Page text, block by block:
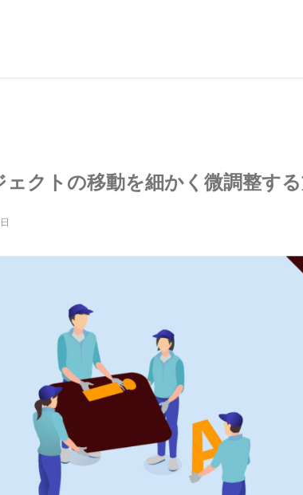
ェクトの移動を細かく微調整す